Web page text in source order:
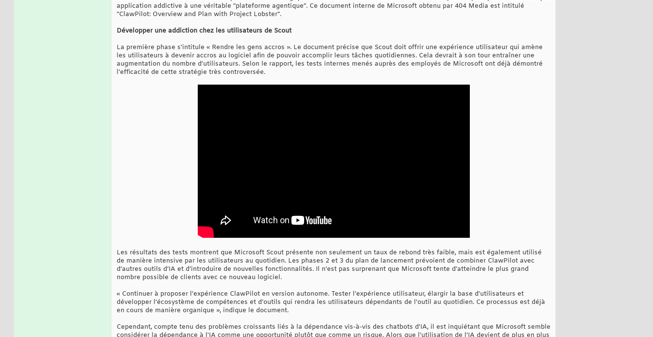
application addictive à une véritable "plateforme agentique". Ce document interne de Microsoft obtenu par 404 Media est intitulé
"ClawPilot: Overview and Plan with Project Lobster".
Développer une addiction chez les utilisateurs de Scout
La première phase s'intitule « Rendre les gens accros ». Le document précise que Scout doit offrir une expérience utilisateur qui amène
les utilisateurs à devenir accros au logiciel afin de pouvoir accomplir leurs tâches quotidiennes. Cela devrait à son tour entraîner une
augmentation du nombre d'utilisateurs. Selon le rapport, les tests internes menés auprès des employés de Microsoft ont déjà démontré
l’efficacité de cette stratégie très controversée.
Les résultats des tests montrent que Microsoft Scout présente non seulement un taux de rebond très faible, mais est également utilisé
de manière intensive par les utilisateurs au quotidien. Les phases 2 et 3 du plan de lancement prévoient de combiner ClawPilot avec
d’autres outils d’IA et d’introduire de nouvelles fonctionnalités. Il n’est pas surprenant que Microsoft tente d’atteindre le plus grand
nombre possible de clients avec ce nouveau logiciel.
« Continuer à proposer l’expérience ClawPilot en version autonome. Tester l’expérience utilisateur, élargir la base d’utilisateurs et
développer l’écosystème de compétences et d’outils qui rendra les utilisateurs dépendants de l’outil au quotidien. Ce processus est déjà
en cours de manière organique », indique le document.
Cependant, compte tenu des problèmes croissants liés à la dépendance vis-à-vis des chatbots d'IA, il est inquiétant que Microsoft semble